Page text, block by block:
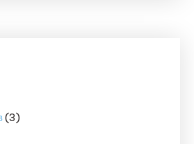
33